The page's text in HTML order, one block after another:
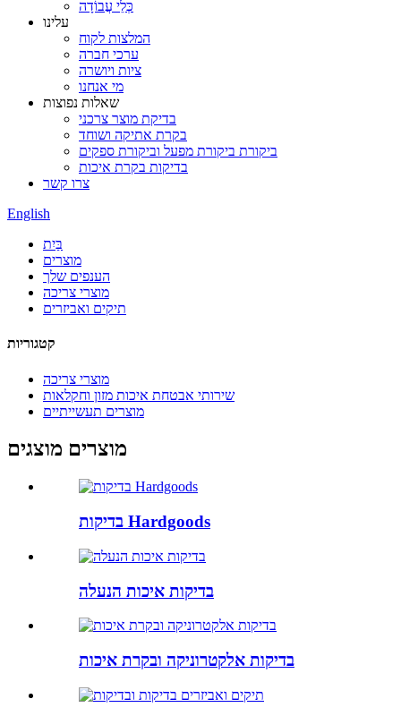
כְּלֵי עֲבוֹדָה
עלינו
המלצות לקוח
ערכי חברה
ציות ויושרה
מי אנחנו
שאלות נפוצות
בדיקת מוצר צרכני
בקרת אתיקה ושוחד
ביקורת ביקורת מפעל וביקורת ספקים
בדיקות בקרת איכות
צרו קשר
English
בַּיִת
מוצרים
הענפים שלך
מוצרי צריכה
תיקים ואביזרים
קטגוריות
מוצרי צריכה
שירותי אבטחת איכות מזון וחקלאות
מוצרים תעשייתיים
מוצרים מוצגים
בדיקות Hardgoods
בדיקות איכות הנעלה
בדיקות אלקטרוניקה ובקרת איכות